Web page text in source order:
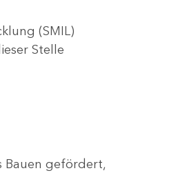
(SMIL)
Stelle
Bauen gefördert,